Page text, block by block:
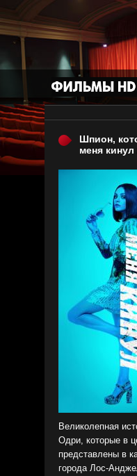
Шпион,
меня кинул
Великолепная
Одри, которые в
представлены в
города Лос-